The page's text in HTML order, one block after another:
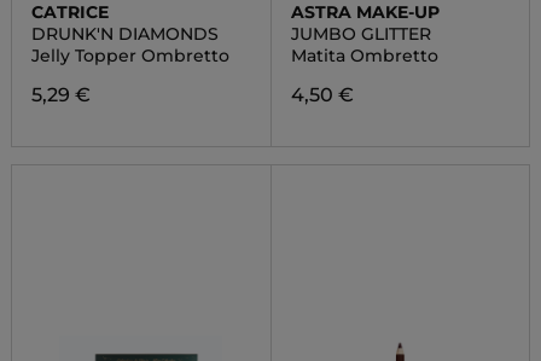
CATRICE
DRUNK'N DIAMONDS
Jelly Topper Ombretto
5,29 €
ASTRA MAKE-UP
JUMBO GLITTER
Matita Ombretto
4,50 €